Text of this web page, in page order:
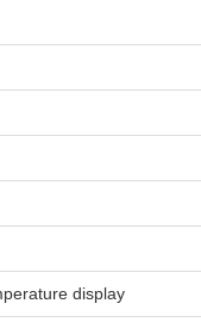
display